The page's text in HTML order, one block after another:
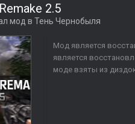
2.5
мод в Тень Чернобыля
Мод является
является
моде взяты из